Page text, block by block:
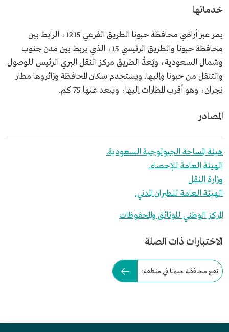
خدماتها
يمر عبر أراضي محافظة حبونا الطريق الفرعي 1215، الرابط بين
محافظة حبونا والطريق الرئيسي 15، الذي يربط بين مدن جنوب
وشمال السعودية، ويُعدُّ الطريق مركز النقل البري الرئيس للوصول
والتنقل من حبونا وإليها. ويستخدم سكان المحافظة وزائروها مطار
نجران، وهو أقرب المطارات إليها، ويبعد عنها 75 كم.
المصادر
هيئة المساحة الجيولوجية السعودية.
الهيئة العامة للإحصاء.
وزارة النقل
الهيئة العامة للطيران المدني.
المركز الوطني للوثائق والمحفوظات
الاختبارات ذات الصلة
تقع محافظة حبونا في منطقة: